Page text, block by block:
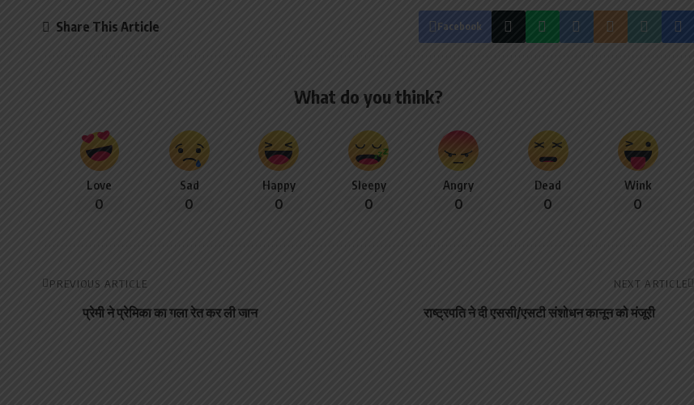
Share This Article Facebook
What do you think?
Love
0
Sad
0
Happy
0
Sleepy
0
Angry
0
Dead
0
Wink
0
PREVIOUS ARTICLE
प्रेमी ने प्रेमिका का गला रेत कर ली जान
NEXT ARTICLE
राष्ट्रपति ने दी एससी/एसटी संशोधन कानून को मंजूरी